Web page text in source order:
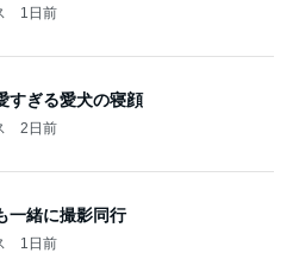
1日前
すぎる愛犬の寝顔
2日前
一緒に撮影同行
1日前